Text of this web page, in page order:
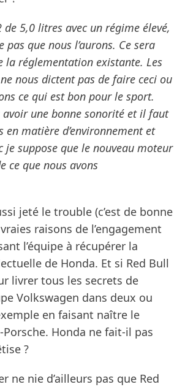
de 5,0 litres avec un régime élevé,
pas que nous l’aurons. Ce sera
la réglementation existante. Les
nous dictent pas de faire ceci ou
ce qui est bon pour le sport.
une bonne sonorité et il faut
en matière d’environnement et
je suppose que le nouveau moteur
ce que nous avons
jeté le trouble (c’est de bonne
raisons de l’engagement
l’équipe à récupérer la
de Honda. Et si Red Bull
livrer tous les secrets de
Volkswagen dans deux ou
en faisant naître le
Honda ne fait-il pas
?
ne nie d’ailleurs pas que Red